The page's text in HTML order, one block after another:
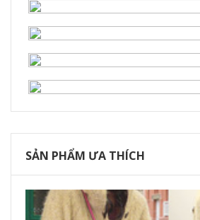
SẢN PHẨM ƯA THÍCH